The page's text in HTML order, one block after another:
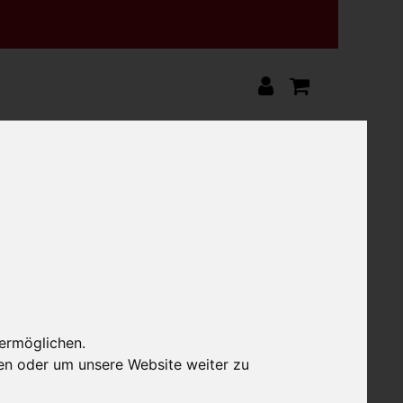
oder um unsere Website weiter zu